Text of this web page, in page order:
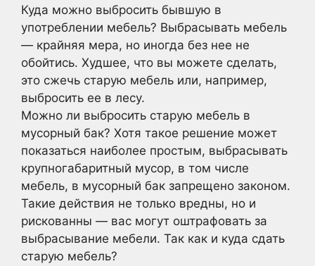
Куда можно выбросить бывшую в
употреблении мебель? Выбрасывать мебель
— крайняя мера, но иногда без нее не
обойтись. Худшее, что вы можете сделать,
это сжечь старую мебель или, например,
выбросить ее в лесу.
Можно ли выбросить старую мебель в
мусорный бак? Хотя такое решение может
показаться наиболее простым, выбрасывать
крупногабаритный мусор, в том числе
мебель, в мусорный бак запрещено законом.
Такие действия не только вредны, но и
рискованны — вас могут оштрафовать за
выбрасывание мебели. Так как и куда сдать
старую мебель?